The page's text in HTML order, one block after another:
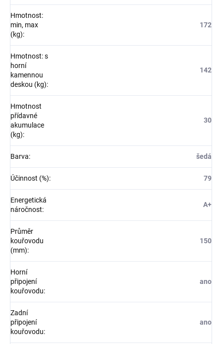
Hmotnost:
min, max
(kg):
172
Hmotnost: s
horní
kamennou
deskou (kg):
142
Hmotnost
přídavné
akumulace
(kg):
30
Barva: šedá
Účinnost (%): 79
Energetická
náročnost:
A+
Průměr
kouřovodu
(mm):
150
Horní
připojení
kouřovodu:
ano
Zadní
připojení
kouřovodu:
ano